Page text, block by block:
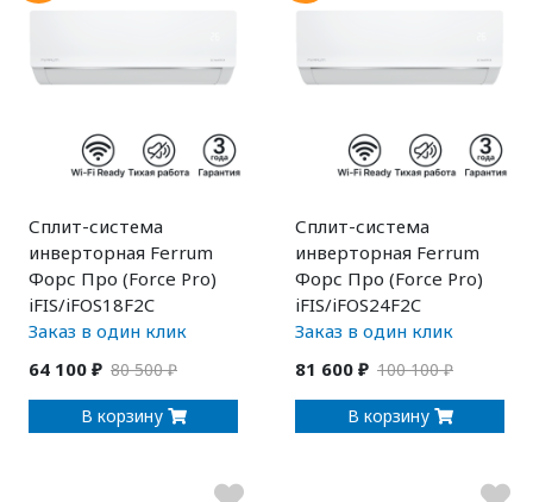
Сплит-система
инверторная Ferrum
Форс Про (Force Pro)
iFIS/iFOS18F2C
Заказ в один клик
64 100 ₽ 80 500 ₽
В корзину
Сплит-система
инверторная Ferrum
Форс Про (Force Pro)
iFIS/iFOS24F2C
Заказ в один клик
81 600 ₽ 100 100 ₽
В корзину